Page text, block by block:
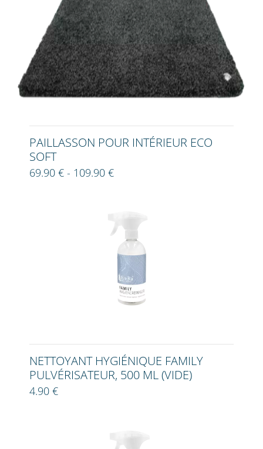
PAILLASSON POUR INTÉRIEUR ECO
SOFT
69.90 € - 109.90 €
NETTOYANT HYGIÉNIQUE FAMILY
PULVÉRISATEUR, 500 ML (VIDE)
4.90 €